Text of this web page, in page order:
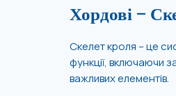
Хордові –
Скелет кроля – це
функції, включаючи
важливих елементів.